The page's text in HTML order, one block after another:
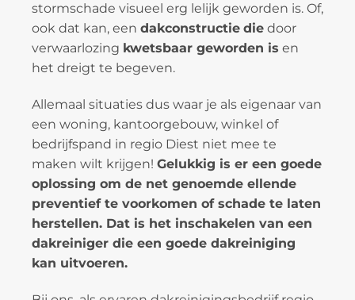
stormschade visueel erg lelijk geworden is. Of,
ook dat kan, een dakconstructie die door
verwaarlozing kwetsbaar geworden is en
het dreigt te begeven.
Allemaal situaties dus waar je als eigenaar van
een woning, kantoorgebouw, winkel of
bedrijfspand in regio Diest niet mee te
maken wilt krijgen! Gelukkig is er een goede
oplossing om de net genoemde ellende
preventief te voorkomen of schade te laten
herstellen. Dat is het inschakelen van een
dakreiniger die een goede dakreiniging
kan uitvoeren.